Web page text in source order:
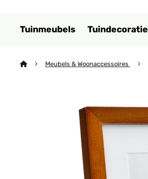
Tuinmeubels Tuindecoratie
Meubels & Woonaccessoires